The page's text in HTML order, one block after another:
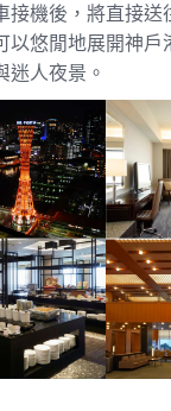
接機後，將直接
以悠閒地展開神戶
迷人夜景。